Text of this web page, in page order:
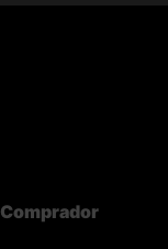
Comprador